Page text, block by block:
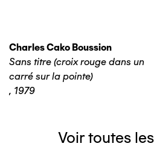
Charles Cako Boussion
Sans titre (croix rouge dans un
carré sur la pointe)
, 1979
Voir toutes